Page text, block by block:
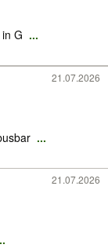
G ...
21.07.2026
...
21.07.2026